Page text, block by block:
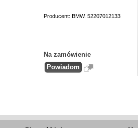
Producent: BMW. 52207012133
Na zamówienie